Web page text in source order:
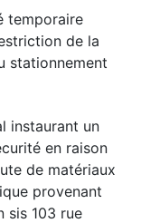
temporaire
de la
stationnement
instaurant un
en raison
de matériaux
provenant
sis 103 rue